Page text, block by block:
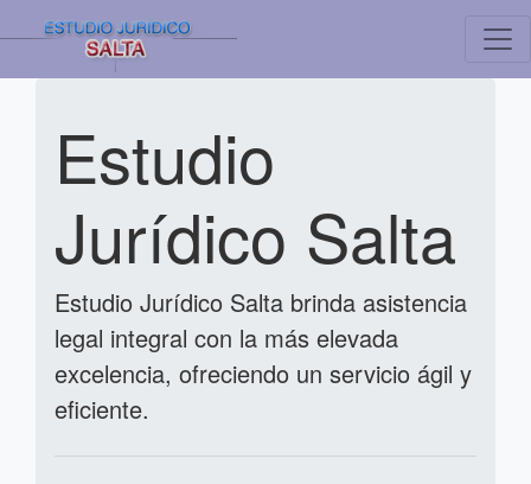
Estudio
Jurídico Salta
Estudio Jurídico Salta brinda asistencia
legal integral con la más elevada
excelencia, ofreciendo un servicio ágil y
eficiente.